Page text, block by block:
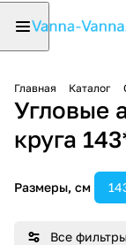
Главная Каталог
Угловые
круга
Размеры, см
Все фильтры